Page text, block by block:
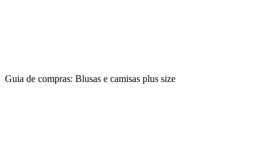
Guia de compras: Blusas e camisas plus size